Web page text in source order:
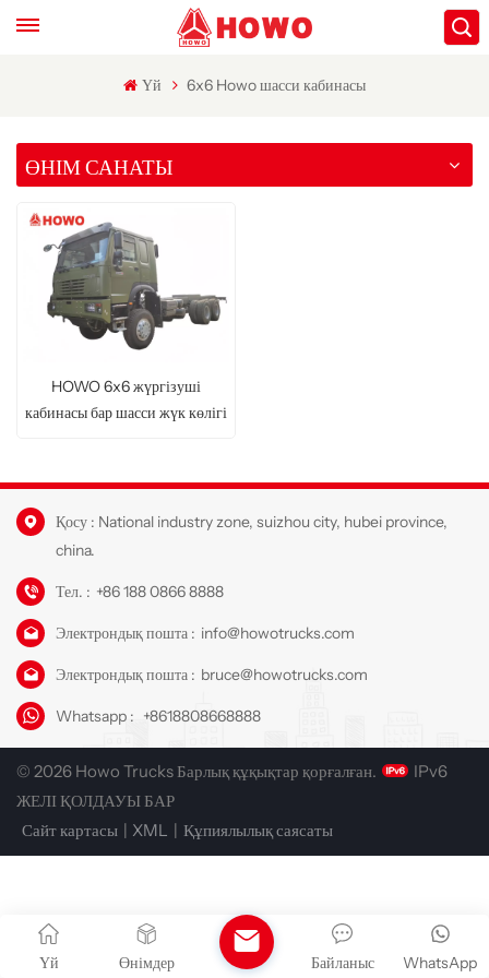
Үй 6x6 Howo шасси кабинасы
ӨНІМ САНАТЫ
HOWO 6x6 жүргізуші
кабинасы бар шасси жүк көлігі
Қосу : National industry zone, suizhou city, hubei province,
china.
Тел. : +86 188 0866 8888
Электрондық пошта : info@howotrucks.com
Электрондық пошта : bruce@howotrucks.com
Whatsapp : +8618808668888
© 2026 Howo Trucks Барлық құқықтар қорғалған.
IPv6
ЖЕЛІ ҚОЛДАУЫ БАР
Сайт картасы | XML | Құпиялылық саясаты
Үй Өнімдер WhatsApp
Байланыс